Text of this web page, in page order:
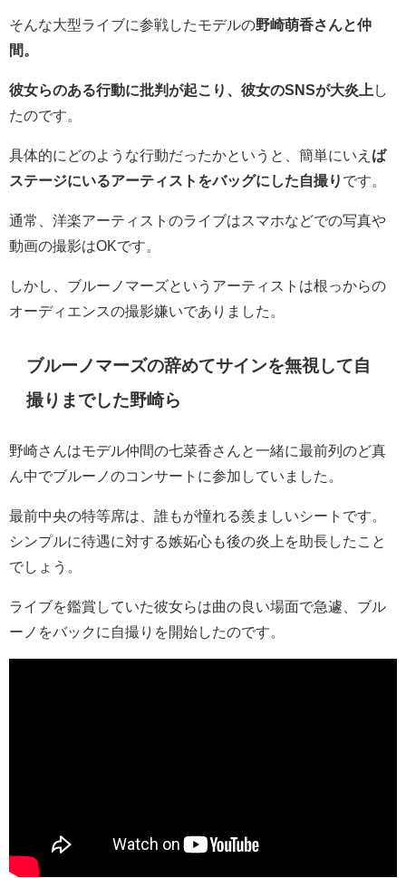
そんな大型ライブに参戦 したモデルの野崎萌香さんと仲
間。
彼女らのある行動に批判が起こり、彼女のSNSが大炎上 し
たのです。
具体的にどのような行動だったかというと、簡単にいえ ば
ステージにいるアーティストをバッグにした自撮り です。
通常、洋楽アーティストのライブはスマホなどでの写真や
動画の撮影はOKです。
しかし、ブルーノマーズというアーティストは根っからの
オーディエンスの撮影嫌いでありました。
ブルーノマーズの辞めてサインを無視して自
撮りまでした野崎ら
野崎さんはモデル仲間の七菜香さん と一緒に最前列のど真
ん中でブルーノのコンサートに参加していました。
最前中央の特等席は、誰もが憧れる羨ましいシートです。
シンプルに待遇に対する嫉妬心も後の炎上を助長したこと
でしょう。
ライブを鑑賞していた彼女らは曲の良い場面で急遽、ブル
ーノをバックに自撮りを開始したのです。